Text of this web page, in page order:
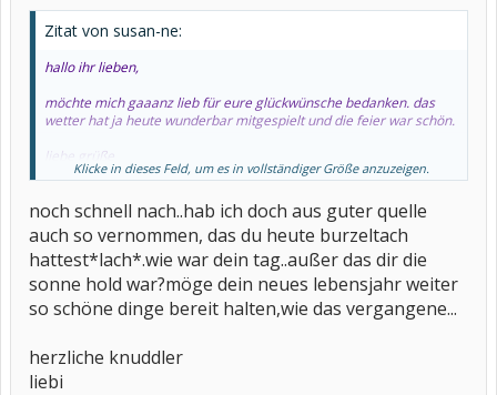
Zitat von susan-ne:
hallo ihr lieben,
möchte mich gaaanz lieb für eure glückwünsche bedanken. das
wetter hat ja heute wunderbar mitgespielt und die feier war schön.
liebe grüße
Klicke in dieses Feld, um es in vollständiger Größe anzuzeigen.
noch schnell nach..hab ich doch aus guter quelle
auch so vernommen, das du heute burzeltach
hattest*lach*.wie war dein tag..außer das dir die
sonne hold war?möge dein neues lebensjahr weiter
so schöne dinge bereit halten,wie das vergangene...
herzliche knuddler
liebi